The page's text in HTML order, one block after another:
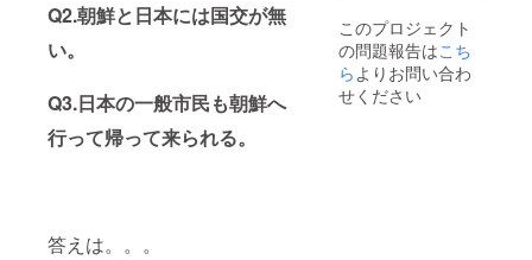
Q2.朝鮮と日本には国交が無
い。
Q3.日本の一般市民も朝鮮へ
行って帰って来られる。
答えは。。。
このプロジェクト
の問題報告はこち
ら よりお問い合わ
せください